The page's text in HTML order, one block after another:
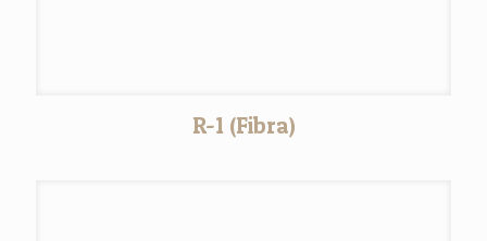
R-1 (Fibra)